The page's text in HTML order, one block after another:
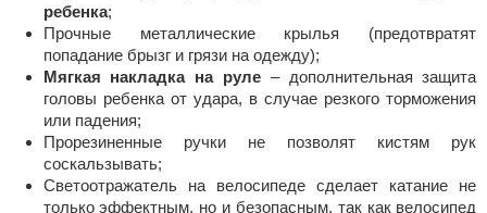
ребенка;
Прочные металлические крылья (предотвратят
попадание брызг и грязи на одежду);
Мягкая накладка на руле – дополнительная защита
головы ребенка от удара, в случае резкого торможения
или падения;
Прорезиненные ручки не позволят кистям рук
соскальзывать;
Светоотражатель на велосипеде сделает катание не
только эффектным, но и безопасным, так как велосипед